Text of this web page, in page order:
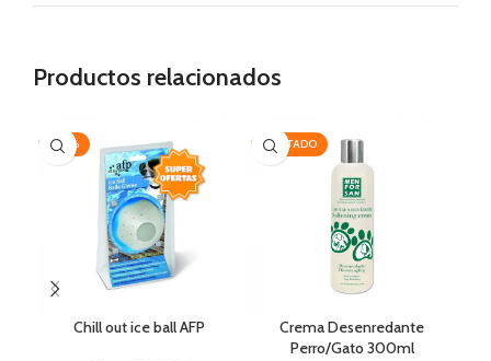
Productos relacionados
-20%
Chill out ice ball AFP
AGOTADO
Crema Desenredante
Perro/Gato 300ml